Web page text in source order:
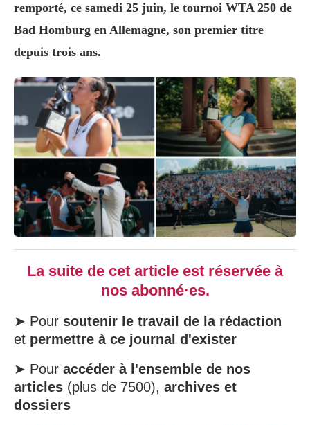
remporté, ce samedi 25 juin, le tournoi WTA 250 de
Bad Homburg en Allemagne, son premier titre
depuis trois ans.
La suite de cet article est réservée à
nos abonné·es.
➤ Pour soutenir le travail de la rédaction
et permettre à ce journal d'exister
➤ Pour accéder à l'ensemble de nos
articles (plus de 7500), archives et
dossiers